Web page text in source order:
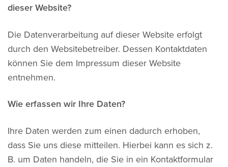
dieser Website?
Die Datenverarbeitung auf dieser Website erfolgt
durch den Websitebetreiber. Dessen Kontaktdaten
können Sie dem Impressum dieser Website
entnehmen.
Wie erfassen wir Ihre Daten?
Ihre Daten werden zum einen dadurch erhoben,
dass Sie uns diese mitteilen. Hierbei kann es sich z.
B. um Daten handeln, die Sie in ein Kontaktformular